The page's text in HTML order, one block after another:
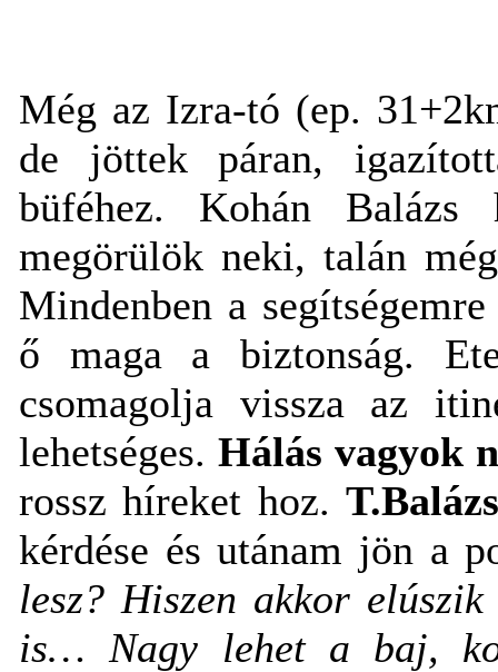
Még az Izra-tó (ep.
de jöttek páran,
büféhez. Kohán
megörülök neki, talán
Mindenben a
ő maga a biztonság.
csomagolja vissza az
lehetséges.Hálás vagyok
rossz híreket hoz.
kérdése és utánam jön a
lesz? Hiszen akkor
is… Nagy lehet a baj,